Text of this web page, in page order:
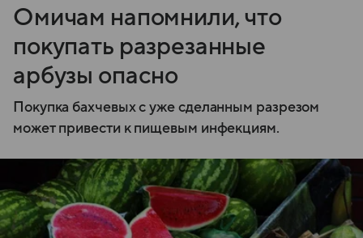
Омичам напомнили, что
покупать разрезанные
арбузы опасно
Покупка бахчевых с уже сделанным разрезом
может привести к пищевым инфекциям.